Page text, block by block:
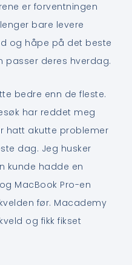
er forventningen
bare levere
og håpe på det beste
passer deres hverdag.
bedre enn de fleste.
har reddet meg
hatt akutte problemer
dag. Jeg husker
kunde hadde en
MacBook Pro-en
før. Macademy
og fikk fikset